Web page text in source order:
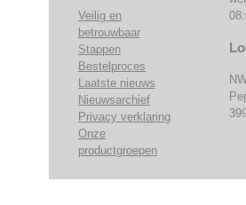
Veilig en
betrouwbaar
Stappen
Bestelproces
Laatste nieuws
Nieuwsarchief
Privacy verklaring
Onze
productgroepen